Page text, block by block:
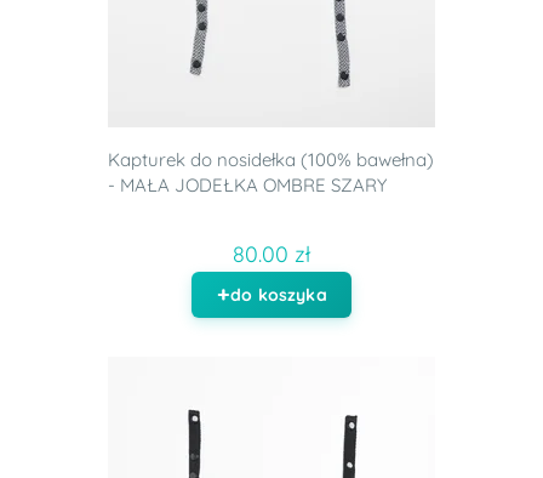
Kapturek do nosidełka (100% bawełna)
- MAŁA JODEŁKA OMBRE SZARY
80.00 zł
do koszyka